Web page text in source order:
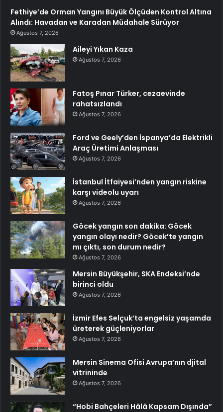
Fethiye’de Orman Yangını Büyük Ölçüden Kontrol Altına
Alındı: Havadan ve Karadan Müdahale Sürüyor
Ağustos 7, 2026
Aileyi Yıkan Kaza
Ağustos 7, 2026
Fatoş Pınar Türker, cezaevinde
rahatsızlandı
Ağustos 7, 2026
Ford ve Geely’den İspanya’da Elektrikli
Araç Üretimi Anlaşması
Ağustos 7, 2026
İstanbul İtfaiyesi’nden yangın riskine
karşı videolu uyarı
Ağustos 7, 2026
Göcek yangın son dakika: Göcek
yangın olayı nedir? Göcek’te yangın
mı çıktı, son durum nedir?
Ağustos 7, 2026
Mersin Büyükşehir, SKA Endeksi’nde
birinci oldu
Ağustos 7, 2026
İzmir Efes Selçuk’ta engelsiz yaşamda
üreterek güçleniyorlar
Ağustos 7, 2026
Mersin Sinema Ofisi Avrupa’nın djital
vitrininde
Ağustos 7, 2026
“Hobi Bahçeleri Hâlâ Kapsam Dışında”